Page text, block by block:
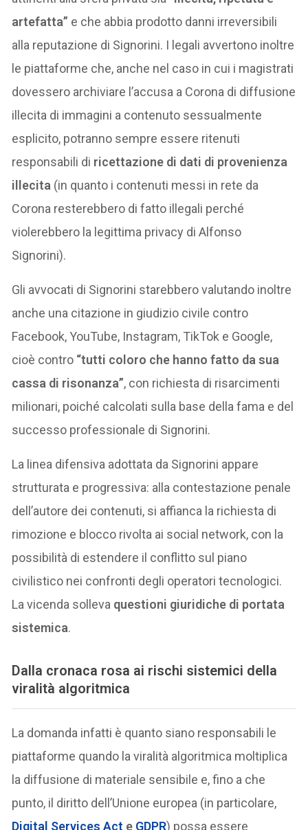
artefatta” e che abbia prodotto danni irreversibili
alla reputazione di Signorini. I legali avvertono inoltre
le piattaforme che, anche nel caso in cui i magistrati
dovessero archiviare l’accusa a Corona di diffusione
illecita di immagini a contenuto sessualmente
esplicito, potranno sempre essere ritenuti
responsabili di ricettazione di dati di provenienza
illecita (in quanto i contenuti messi in rete da
Corona resterebbero di fatto illegali perché
violerebbero la legittima privacy di Alfonso
Signorini).
Gli avvocati di Signorini starebbero valutando inoltre
anche una citazione in giudizio civile contro
Facebook, YouTube, Instagram, TikTok e Google,
cioè contro “tutti coloro che hanno fatto da sua
cassa di risonanza”, con richiesta di risarcimenti
milionari, poiché calcolati sulla base della fama e del
successo professionale di Signorini.
La linea difensiva adottata da Signorini appare
strutturata e progressiva: alla contestazione penale
dell’autore dei contenuti, si affianca la richiesta di
rimozione e blocco rivolta ai social network, con la
possibilità di estendere il conflitto sul piano
civilistico nei confronti degli operatori tecnologici.
La vicenda solleva questioni giuridiche di portata
sistemica.
Dalla cronaca rosa ai rischi sistemici della
viralità algoritmica
La domanda infatti è quanto siano responsabili le
piattaforme quando la viralità algoritmica moltiplica
la diffusione di materiale sensibile e, fino a che
punto, il diritto dell’Unione europea (in particolare,
Digital Services Act e GDPR) possa essere